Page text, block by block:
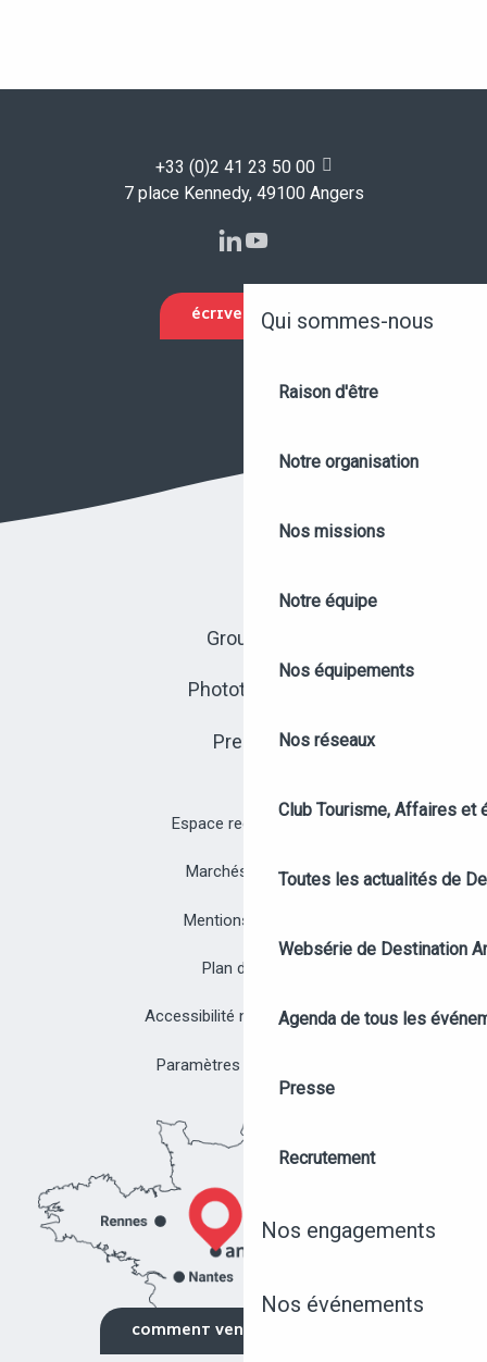
Qui sommes-nous
Raison d'être
Notre organisation
Nos missions
Notre équipe
Nos équipements
Nos réseaux
Club Tourisme, Affaires et
Toutes les actualités de
Websérie de Destination
Agenda de tous les
Presse
Recrutement
Nos engagements
Nos événements
+33 (0)2 41 23 50 00
7 place Kennedy, 49100 Angers
ÉCRIVEZ-NOUS
Groupes
Photothèque
Presse
Espace recrutement
Marchés publics
Mentions légales
Plan du site
Accessibilité non conforme
Paramètres des cookies
COMMENT VENIR ?